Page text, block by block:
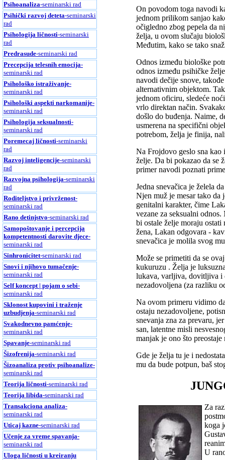
Psihoanaliza-seminarski rad
Psihički razvoj deteta-seminarski
rad
Psihologija ličnosti-seminarski
rad
Predrasude-seminarski rad
Precepcija telesnih emocija-
seminarski rad
Psihološko istraživanje-
seminarski rad
Psihološki aspekti narkomanije-
seminarski rad
Psihologija seksualnosti-
seminarski rad
Poremecaj ličnosti-seminarski
rad
Razvoj inteligencije-seminarski
rad
Razvojna psihologija-seminarski
rad
Roditeljstvo i privrženost-
seminarski rad
Rano detinjstvo-seminarski rad
Samopoštovanje i percepcija
kompetentnosti darovite djece-
seminarski rad
Sinhronicitet-seminarski rad
Snovi i njihovo tumačenje-
seminarski rad
Self koncept | pojam o sebi-
seminarski rad
Sklonost kupovini i traženje
uzbudjenja-seminarski rad
Svakodnevno pamćenje-
seminarski rad
Spavanje-seminarski rad
Šizofrenija-seminarski rad
Šizoanaliza protiv psihoanalize-
seminarski rad
Teorija ličnosti-seminarski rad
Teorija libida-seminarski rad
Transakciona analiza-
seminarski rad
Uticaj kazne-seminarski rad
Učenje za vreme spavanja-
seminarski rad
Uloga ličnosti u kreiranju
On povodom toga navodi
jednom prilikom sanjao
očigledno zbog pepela da
želja, u ovom slučaju
Međutim, kako se tako
Odnos između biološke
odnos između psihičke
navodi dečije snove,
alternativnim objektom.
jednom oficiru, sledeće
vrlo direktan način.
došlo do buđenja. Naime,
usmerena na specifični
potrebom, želja je finija,
Na Frojdovo geslo sna kao
želje. Da bi pokazao da se
primer navodi poznati
Jedna snevačica je želela
Njen muž je mesar tako da
genitalni karakter, čime
vezane za seksualni
bi ostale želje moraju ostati
žena, Lakan odgovara -
snevačica je molila svog
Može se primetiti da se
kukuruzu . Želja je
lukava, varljiva, dovitljiva i
nezadovoljena (za razliku
Na ovom primeru vidimo
ostaju nezadovoljene,
snevanja zna za prevaru,
san, latentne misli
manjak je ono što preostaje
Gde je želja tu je i
mu da bude potpun, baš
Za
koga
U